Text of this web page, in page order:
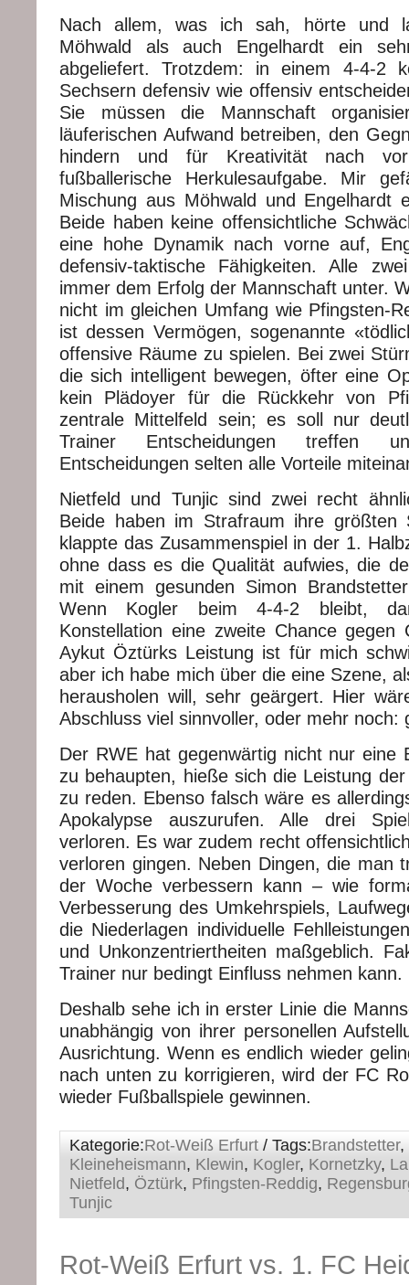
Nach allem, was ich sah, hörte und
Möhwald als auch Engelhardt ein
abgeliefert. Trotzdem: in einem 4-4-2
Sechsern defensiv wie offensiv
Sie müssen die Mannschaft
läuferischen Aufwand betreiben, den
hindern und für Kreativität nach
fußballerische Herkulesaufgabe. Mir
Mischung aus Möhwald und Engelhardt
Beide haben keine offensichtliche
eine hohe Dynamik nach vorne auf,
defensiv-taktische Fähigkeiten. Alle
immer dem Erfolg der Mannschaft unter.
nicht im gleichen Umfang wie Pfingsten-
ist dessen Vermögen, sogenannte
offensive Räume zu spielen. Bei zwei
die sich intelligent bewegen, öfter eine
kein Plädoyer für die Rückkehr von
zentrale Mittelfeld sein; es soll nur
Trainer Entscheidungen treffen
Entscheidungen selten alle Vorteile
Nietfeld und Tunjic sind zwei recht
Beide haben im Strafraum ihre größten
klappte das Zusammenspiel in der 1.
ohne dass es die Qualität aufwies, die
mit einem gesunden Simon
Wenn Kogler beim 4-4-2 bleibt,
Konstellation eine zweite Chance gegen
Aykut Öztürks Leistung ist für mich
aber ich habe mich über die eine Szene,
herausholen will, sehr geärgert. Hier
Abschluss viel sinnvoller, oder mehr noch:
Der RWE hat gegenwärtig nicht nur eine
zu behaupten, hieße sich die Leistung
zu reden. Ebenso falsch wäre es
Apokalypse auszurufen. Alle drei
verloren. Es war zudem recht
verloren gingen. Neben Dingen, die man
der Woche verbessern kann – wie
Verbesserung des Umkehrspiels,
die Niederlagen individuelle
und Unkonzentriertheiten maßgeblich.
Trainer nur bedingt Einfluss nehmen kann.
Deshalb sehe ich in erster Linie die
unabhängig von ihrer personellen
Ausrichtung. Wenn es endlich wieder
nach unten zu korrigieren, wird der FC
wieder Fußballspiele gewinnen.
Kategorie:Rot-Weiß Erfurt / Tags:Brandstetter,
Kleineheismann, Klewin, Kogler, Kornetzky,
Nietfeld, Öztürk, Pfingsten-Reddig,
Tunjic
Rot-Weiß Erfurt vs. 1. FC